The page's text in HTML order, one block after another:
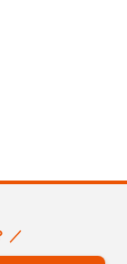
／